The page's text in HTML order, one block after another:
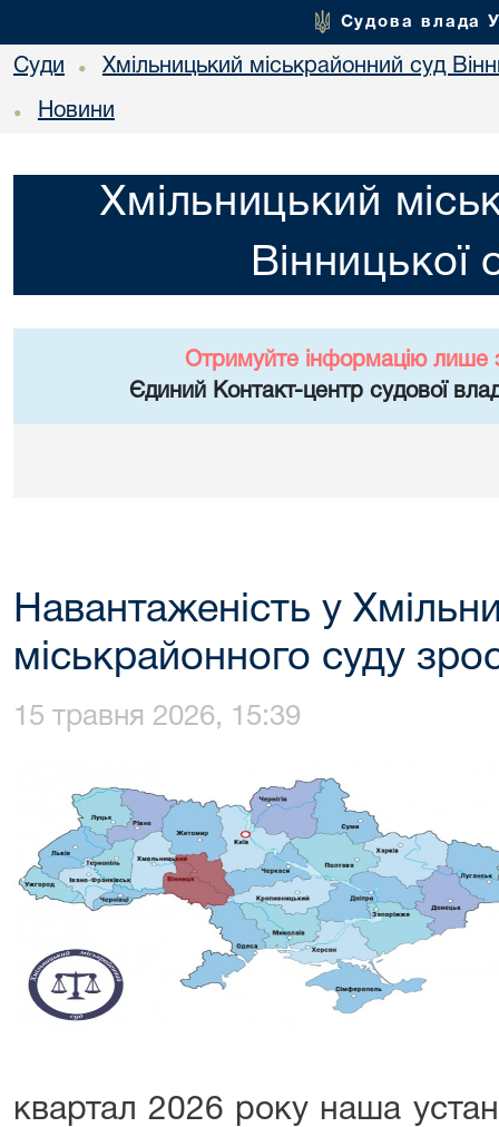
Судова влада
Суди • Хмільницький міськрайонний суд
• Новини
Хмільницький
Вінницької
Отримуйте інформацію лише
Єдиний Контакт-центр судової
Навантаженість у
міськрайонного суду
15 травня 2026, 15:39
квартал 2026 року наша